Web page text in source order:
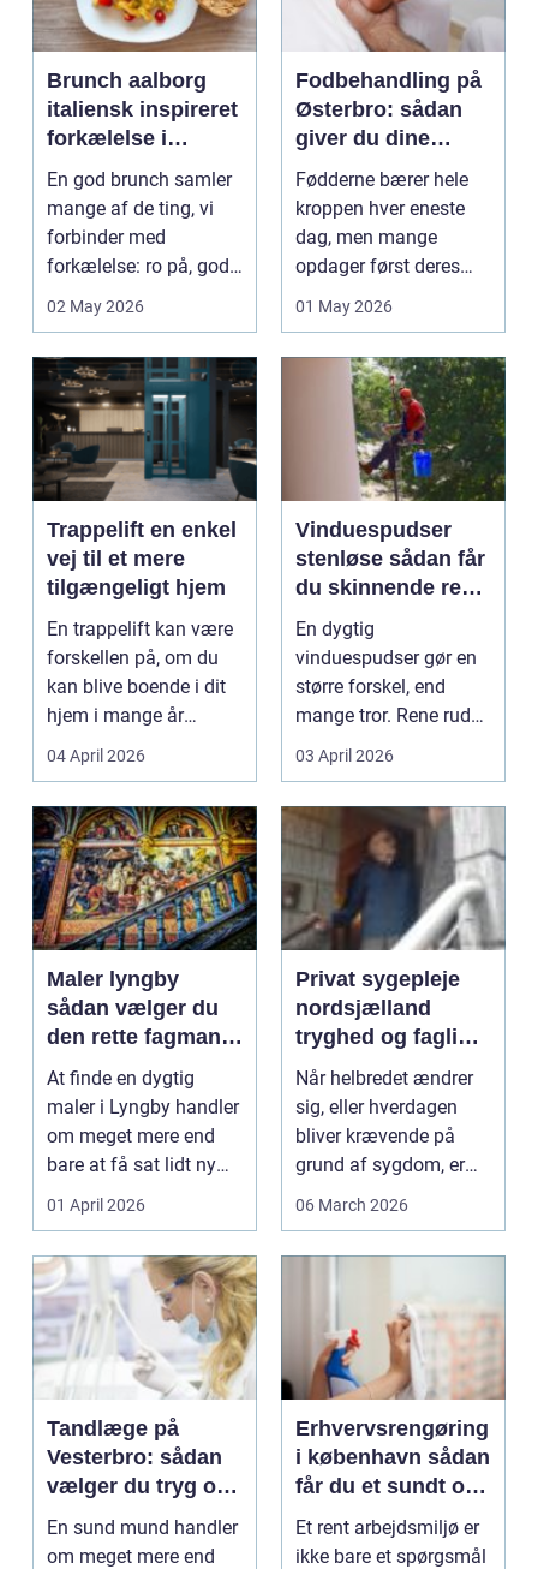
Brunch aalborg
italiensk inspireret
forkælelse i
midtbyen
En god brunch samler
mange af de ting, vi
forbinder med
forkælelse: ro på, god
kaffe, friskbagt brød...
02 May 2026
Fodbehandling på
Østerbro: sådan
giver du dine
fødder den pleje,
de fortjener
Fødderne bærer hele
kroppen hver eneste
dag, men mange
opdager først deres
betyd...
01 May 2026
Trappelift en enkel
vej til et mere
tilgængeligt hjem
En trappelift kan være
forskellen på, om du
kan blive boende i dit
hjem i mange år
endnu, eller om d...
04 April 2026
Vinduespudser
stenløse sådan får
du skinnende rene
ruder året rundt
En dygtig
vinduespudser gør en
større forskel, end
mange tror. Rene ruder
giver mere dagslys, et
pæn...
03 April 2026
Maler lyngby
sådan vælger du
den rette fagmand
til dit projekt
At finde en dygtig
maler i Lyngby handler
om meget mere end
bare at få sat lidt ny
farve på væggene....
01 April 2026
Privat sygepleje
nordsjælland
tryghed og faglig
støtte i eget hjem
Når helbredet ændrer
sig, eller hverdagen
bliver krævende på
grund af sygdom, er
det ikke altid nok ...
06 March 2026
Tandlæge på
Vesterbro: sådan
vælger du tryg og
professionel
tandpleje
En sund mund handler
om meget mere end
Erhvervsrengøring
i københavn sådan
får du et sundt og
præsentabelt
arbejdsmiljø
Et rent arbejdsmiljø er
ikke bare et spørgsmål